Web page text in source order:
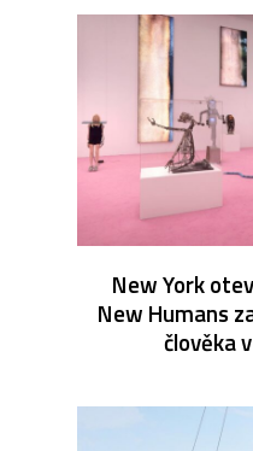
New York
New Humans
člověka